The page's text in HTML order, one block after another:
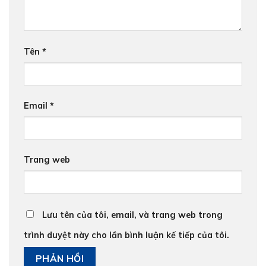
Tên *
Email *
Trang web
Lưu tên của tôi, email, và trang web trong
trình duyệt này cho lần bình luận kế tiếp của tôi.